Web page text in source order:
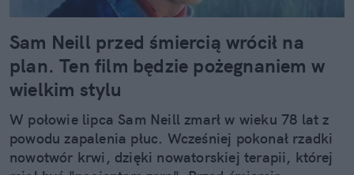
Sam Neill przed śmiercią wrócił na
plan. Ten film będzie pożegnaniem w
wielkim stylu
W połowie lipca Sam Neill zmarł w wieku 78 lat z
powodu zapalenia płuc. Wcześniej pokonał rzadki
nowotwór krwi, dzięki nowatorskiej terapii, której